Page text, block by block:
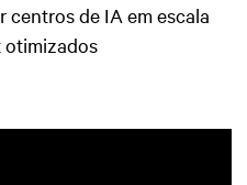
centros de IA em escala